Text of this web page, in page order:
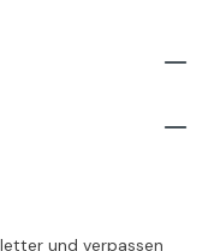
und verpassen